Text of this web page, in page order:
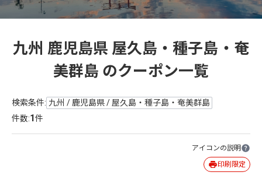
九州 鹿児島県 屋久島・種子島・奄
美群島 のクーポン一覧
検索条件: 九州 / 鹿児島県 / 屋久島・種子島・奄美群島
件数:1件
アイコンの説明
印刷限定